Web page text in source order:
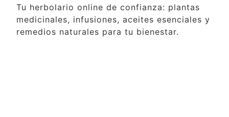
Tu herbolario online de confianza: plantas
medicinales, infusiones, aceites esenciales y
remedios naturales para tu bienestar.